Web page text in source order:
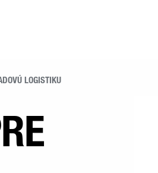
LOGISTIKU